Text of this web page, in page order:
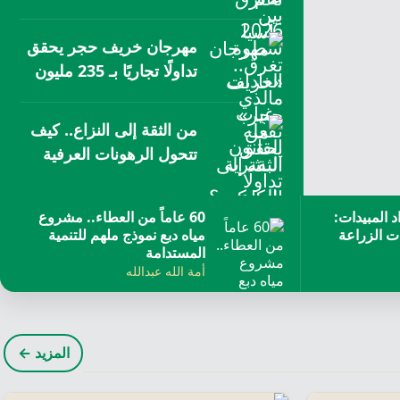
مهرجان خريف حجر يحقق
تداولًا تجاريًا بـ 235 مليون
من الثقة إلى النزاع.. كيف
تتحول الرهونات العرفية
المبيدات:
الزراعة
​60 عاماً من العطاء.. مشروع
مياه دبع نموذج ملهم للتنمية
المستدامة
أمة الله عبدالله
المزيد ←